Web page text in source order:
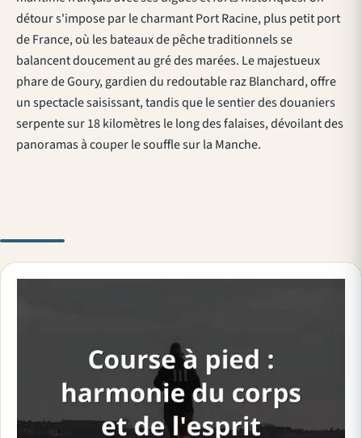
détour s'impose par le charmant Port Racine, plus petit port
de France, où les bateaux de pêche traditionnels se
balancent doucement au gré des marées. Le majestueux
phare de Goury, gardien du redoutable raz Blanchard, offre
un spectacle saisissant, tandis que le sentier des douaniers
serpente sur 18 kilomètres le long des falaises, dévoilant des
panoramas à couper le souffle sur la Manche.